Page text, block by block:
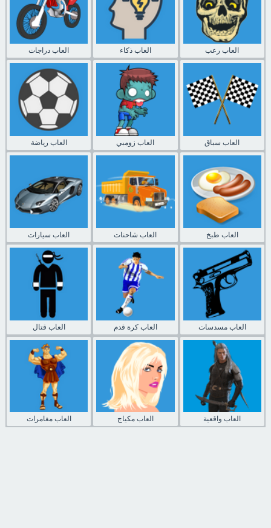
العاب دراجات العاب ذكاء العاب رعب
العاب رياضة العاب زومبي العاب سباق
العاب سيارات العاب شاحنات العاب طبخ
العاب قتال العاب كرة قدم العاب مسدسات
العاب مغامرات العاب مكياج العاب واقعية